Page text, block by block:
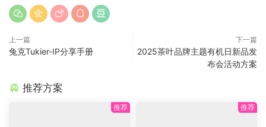
上一篇
兔克Tukier-IP分享手册
下一篇
2025茶叶品牌主题有机日新品发
布会活动方案
推荐方案